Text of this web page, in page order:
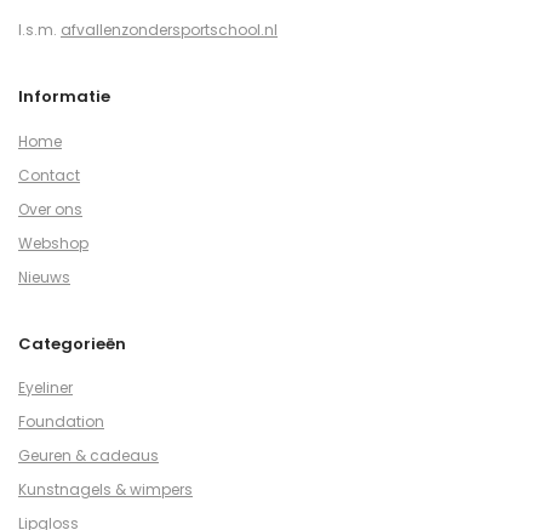
I.s.m. afvallenzondersportschool.nl
Informatie
Home
Contact
Over ons
Webshop
Nieuws
Categorieën
Eyeliner
Foundation
Geuren & cadeaus
Kunstnagels & wimpers
Lipgloss